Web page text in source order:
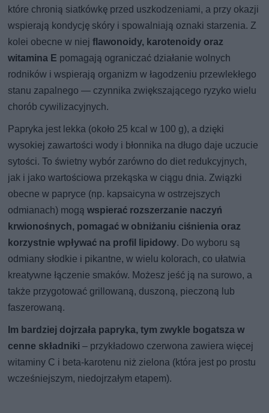
które chronią siatkówkę przed uszkodzeniami, a przy okazji
wspierają kondycję skóry i spowalniają oznaki starzenia. Z
kolei obecne w niejflawonoidy, karotenoidy oraz
witamina E pomagają ograniczać działanie wolnych
rodników i wspierają organizm w łagodzeniu przewlekłego
stanu zapalnego — czynnika zwiększającego ryzyko wielu
chorób cywilizacyjnych.
Papryka jest lekka (około 25 kcal w 100 g), a dzięki
wysokiej zawartości wody i błonnika na długo daje uczucie
sytości. To świetny wybór zarówno do diet redukcyjnych,
jak i jako wartościowa przekąska w ciągu dnia. Związki
obecne w papryce (np. kapsaicyna w ostrzejszych
odmianach) mogąwspierać rozszerzanie naczyń
krwionośnych, pomagać w obniżaniu ciśnienia oraz
korzystnie wpływać na profil lipidowy. Do wyboru są
odmiany słodkie i pikantne, w wielu kolorach, co ułatwia
kreatywne łączenie smaków. Możesz jeść ją na surowo, a
także przygotować grillowaną, duszoną, pieczoną lub
faszerowaną.
Im bardziej dojrzała papryka, tym zwykle bogatsza w
cenne składniki – przykładowo czerwona zawiera więcej
witaminy C i beta-karotenu niż zielona (która jest po prostu
wcześniejszym, niedojrzałym etapem).